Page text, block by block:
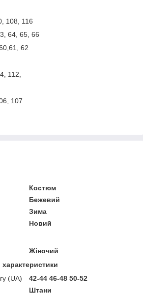
108, 116
64, 65, 66
62
112,
107
Костюм
Бежевий
Зима
Новий
Жіночий
(UA)
42-44 46-48 50-52
Штани